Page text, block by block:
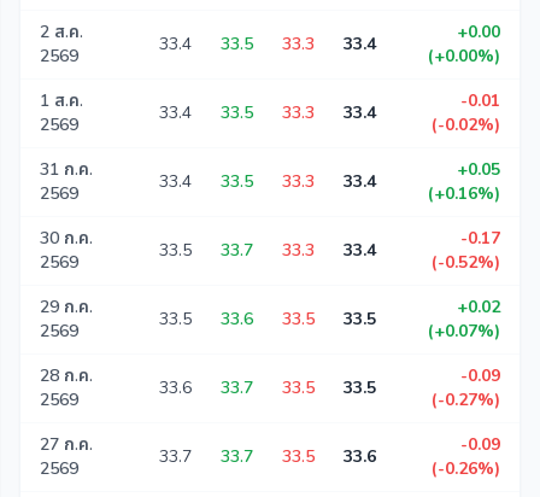
2 ส.ค.
2569
33.4 33.5 33.3 33.4
+0.00
(+0.00%)
1 ส.ค.
2569
33.4 33.5 33.3 33.4
-0.01
(-0.02%)
31 ก.ค.
2569
33.4 33.5 33.3 33.4
+0.05
(+0.16%)
30 ก.ค.
2569
33.5 33.7 33.3 33.4
-0.17
(-0.52%)
29 ก.ค.
2569
33.5 33.6 33.5 33.5
+0.02
(+0.07%)
28 ก.ค.
2569
33.6 33.7 33.5 33.5
-0.09
(-0.27%)
27 ก.ค.
2569
33.7 33.7 33.5 33.6
-0.09
(-0.26%)